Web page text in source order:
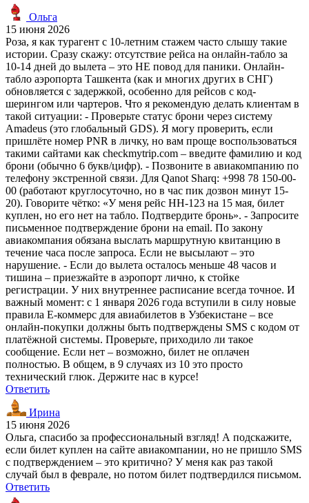
Ольга
15 июня 2026
Роза, я как турагент с 10-летним стажем часто слышу такие
истории. Сразу скажу: отсутствие рейса на онлайн-табло за
10-14 дней до вылета – это НЕ повод для паники. Онлайн-
табло аэропорта Ташкента (как и многих других в СНГ)
обновляется с задержкой, особенно для рейсов с код-
шерингом или чартеров. Что я рекомендую делать клиентам в
такой ситуации: - Проверьте статус брони через систему
Amadeus (это глобальный GDS). Я могу проверить, если
пришлёте номер PNR в личку, но вам проще воспользоваться
такими сайтами как checkmytrip.com – введите фамилию и код
брони (обычно 6 букв/цифр). - Позвоните в авиакомпанию по
телефону экстренной связи. Для Qanot Sharq: +998 78 150-00-
00 (работают круглосуточно, но в час пик дозвон минут 15-
20). Говорите чётко: «У меня рейс HH-123 на 15 мая, билет
куплен, но его нет на табло. Подтвердите бронь». - Запросите
письменное подтверждение брони на email. По закону
авиакомпания обязана выслать маршрутную квитанцию в
течение часа после запроса. Если не высылают – это
нарушение. - Если до вылета осталось меньше 48 часов и
тишина – приезжайте в аэропорт лично, к стойке
регистрации. У них внутреннее расписание всегда точное. И
важный момент: с 1 января 2026 года вступили в силу новые
правила Е-коммерс для авиабилетов в Узбекистане – все
онлайн-покупки должны быть подтверждены SMS с кодом от
платёжной системы. Проверьте, приходило ли такое
сообщение. Если нет – возможно, билет не оплачен
полностью. В общем, в 9 случаях из 10 это просто
технический глюк. Держите нас в курсе!
Ответить
Ирина
15 июня 2026
Ольга, спасибо за профессиональный взгляд! А подскажите,
если билет куплен на сайте авиакомпании, но не пришло SMS
с подтверждением – это критично? У меня как раз такой
случай был в феврале, но потом билет подтвердился письмом.
Ответить